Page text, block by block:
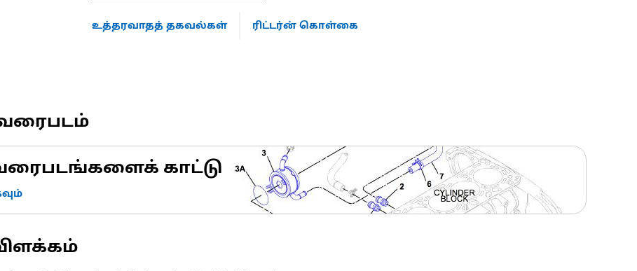
உத்தரவாதத் தகவல்கள் ரிட்டர்ன் கொள்கை
காட்டு